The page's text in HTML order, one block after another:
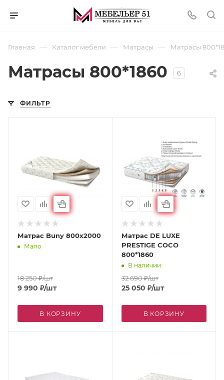
Главная — Каталог мебели — Матрасы — Матрасы
Матрасы 800*1860 6
ФИЛЬТР
Матрас Buny 800x2000
Мало
18 250₽/шт
9 990 ₽/шт
В КОРЗИНУ
Матрас DE LUXE
PRESTIGE COCO
800*1860
В наличии
32 690₽/шт
25 050 ₽/шт
В КОРЗИНУ